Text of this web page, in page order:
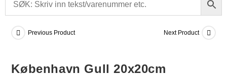
Previous Product Next Product
København Gull 20x20cm